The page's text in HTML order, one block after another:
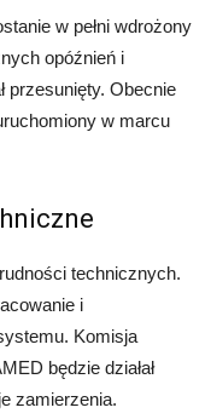
w pełni wdrożony
opóźnień i
przesunięty. Obecnie
w marcu
technicznych.
i
Komisja
będzie działał
zamierzenia.